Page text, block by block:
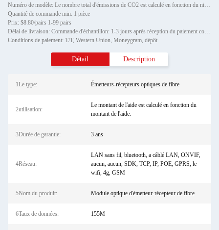
Numéro de modèle: Le nombre total d'émissions de CO2 est calculé en fonction du niveau de CO2 dans l'air.
Quantité de commande min: 1 pièce
Prix: $8.80/pairs 1-99 pairs
Délai de livraison: Commande d'échantillon: 1-3 jours après réception du paiement complet Commande de stock: 3-7 jours a
Conditions de paiement: T/T, Western Union, Moneygram, dépôt
Détail Description
1Le type: Émetteurs-récepteurs optiques de fibre
2utilisation:
Le montant de l'aide est calculé en fonction du
montant de l'aide.
3Durée de garantie: 3 ans
4Réseau:
LAN sans fil, bluetooth, a câblé LAN, ONVIF,
aucun, aucun, SDK, TCP, IP, POE, GPRS, le
wifi, 4g, GSM
5Nom du produit: Module optique d'émetteur-récepteur de fibre
6Taux de données: 155M